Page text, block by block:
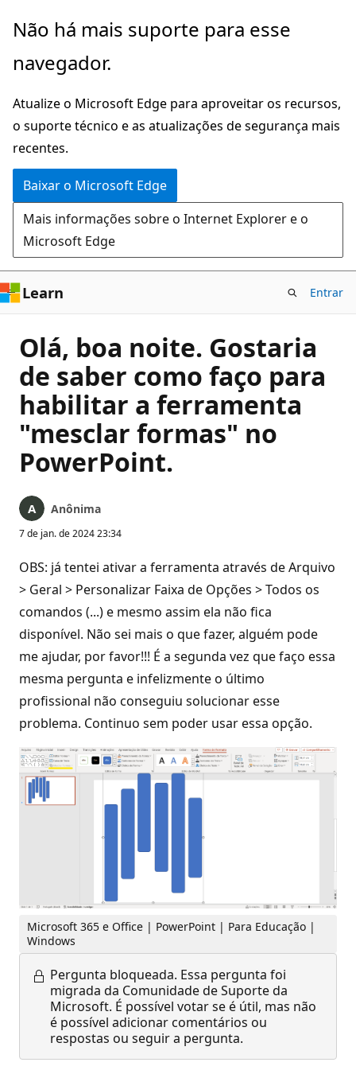
Pular
o
principal
Não há mais suporte para esse
navegador.
Atualize o Microsoft Edge para aproveitar os recursos,
o suporte técnico e as atualizações de segurança mais
recentes.
Baixar o Microsoft Edge
Mais informações sobre o Internet Explorer e o
Microsoft Edge
Learn Entrar
Olá, boa noite. Gostaria
de saber como faço para
habilitar a ferramenta
"mesclar formas" no
PowerPoint.
Anônima
7 de jan. de 2024 23:34
OBS: já tentei ativar a ferramenta através de Arquivo
> Geral > Personalizar Faixa de Opções > Todos os
comandos (...) e mesmo assim ela não fica
disponível. Não sei mais o que fazer, alguém pode
me ajudar, por favor!!! É a segunda vez que faço essa
mesma pergunta e infelizmente o último
profissional não conseguiu solucionar esse
problema. Continuo sem poder usar essa opção.
Microsoft 365 e Office | PowerPoint | Para Educação |
Windows
Pergunta bloqueada. Essa pergunta foi
migrada da Comunidade de Suporte da
Microsoft. É possível votar se é útil, mas não
é possível adicionar comentários ou
respostas ou seguir a pergunta.